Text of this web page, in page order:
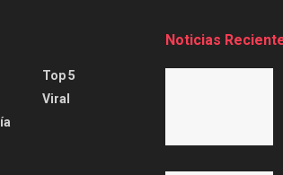
Top 5
Viral
Noticias